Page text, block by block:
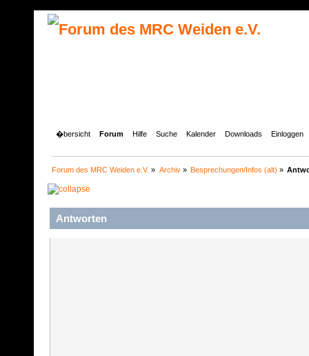
�bersicht Forum Hilfe Suche Kalender Downloads Einloggen
Forum des MRC Weiden e.V. » Archiv» Besprechungen/Infos (alt) »
Antworten